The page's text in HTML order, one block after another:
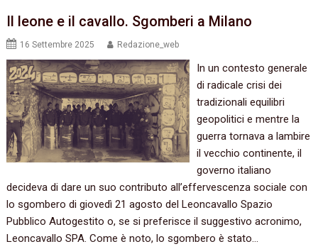
Il leone e il cavallo. Sgomberi a Milano
16 Settembre 2025 Redazione_web
In un contesto generale
di radicale crisi dei
tradizionali equilibri
geopolitici e mentre la
guerra tornava a lambire
il vecchio continente, il
governo italiano
decideva di dare un suo contributo all’effervescenza sociale con
lo sgombero di giovedì 21 agosto del Leoncavallo Spazio
Pubblico Autogestito o, se si preferisce il suggestivo acronimo,
Leoncavallo SPA. Come è noto, lo sgombero è stato…